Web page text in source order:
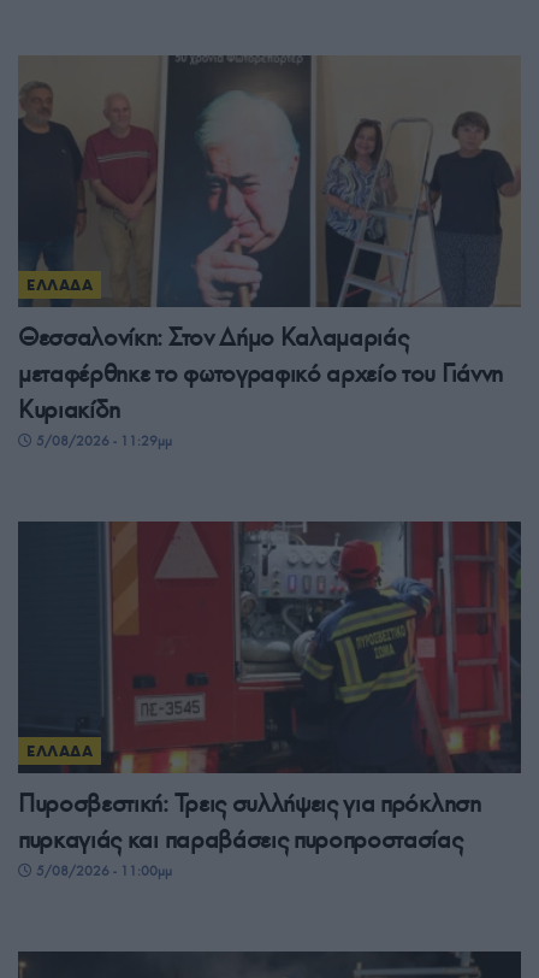
ΕΛΛΑΔΑ
Θεσσαλονίκη: Στον Δήμο Καλαμαριάς
μεταφέρθηκε το φωτογραφικό αρχείο του Γιάννη
Κυριακίδη
5/08/2026 - 11:29μμ
ΕΛΛΑΔΑ
Πυροσβεστική: Τρεις συλλήψεις για πρόκληση
πυρκαγιάς και παραβάσεις πυροπροστασίας
5/08/2026 - 11:00μμ